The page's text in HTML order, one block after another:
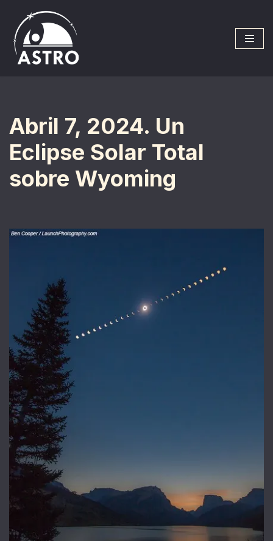
Saltar
al
contenido
Abril 7, 2024. Un
Eclipse Solar Total
sobre Wyoming